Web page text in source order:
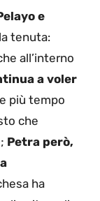
e
tenuta:
all’interno
a voler
più tempo
che
Petra però,
ha